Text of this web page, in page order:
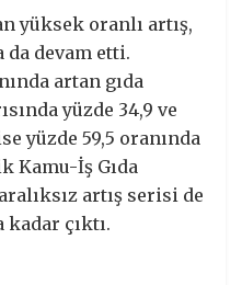
yüksek oranlı artış,
da devam etti.
artan gıda
yüzde 34,9 ve
yüzde 59,5 oranında
Kamu-İş Gıda
artış serisi de
çıktı.